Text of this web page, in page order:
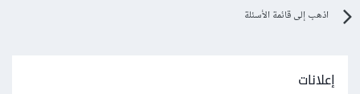
اذهب إلى قائمة الأسئلة
إعلانات